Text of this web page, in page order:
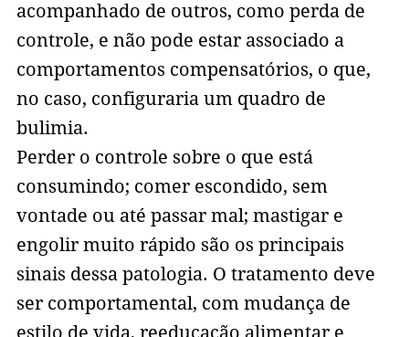
acompanhado de outros, como perda de
controle, e não pode estar associado a
comportamentos compensatórios, o que,
no caso, configuraria um quadro de
bulimia.
Perder o controle sobre o que está
consumindo; comer escondido, sem
vontade ou até passar mal; mastigar e
engolir muito rápido são os principais
sinais dessa patologia. O tratamento deve
ser comportamental, com mudança de
estilo de vida, reeducação alimentar e